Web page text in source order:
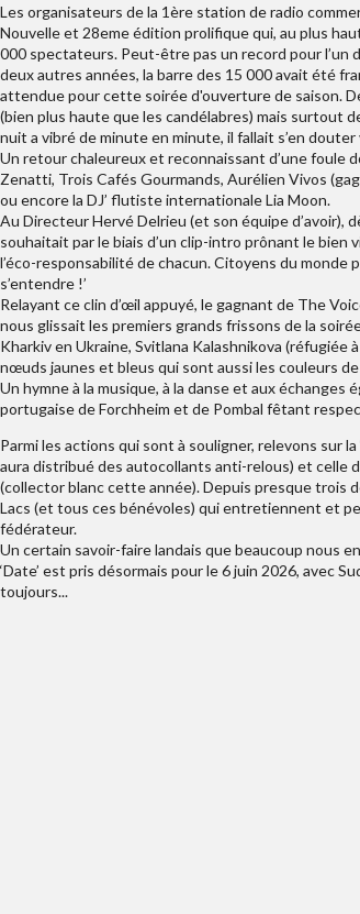
Les organisateurs de la 1ère station de radio
Nouvelle et 28eme édition prolifique qui, au plus
000 spectateurs. Peut-être pas un record pour l’un
deux autres années, la barre des 15 000 avait été
attendue pour cette soirée d'ouverture de saison.
(bien plus haute que les candélabres) mais surtout
nuit a vibré de minute en minute, il fallait s’en
Un retour chaleureux et reconnaissant d’une foule
Zenatti, Trois Cafés Gourmands, Aurélien Vivos
ou encore la DJ’ flutiste internationale Lia Moon.
Au Directeur Hervé Delrieu (et son équipe d’avoir),
souhaitait par le biais d’un clip-intro prônant le
l’éco-responsabilité de chacun. Citoyens du monde
s’entendre !’
Relayant ce clin d’œil appuyé, le gagnant de The
nous glissait les premiers grands frissons de la
Kharkiv en Ukraine, Svitlana Kalashnikova (réfugiée
nœuds jaunes et bleus qui sont aussi les couleurs
Un hymne à la musique, à la danse et aux
portugaise de Forchheim et de Pombal fêtant
Parmi les actions qui sont à souligner, relevons sur la
aura distribué des autocollants anti-relous) et celle
(collector blanc cette année). Depuis presque trois
Lacs (et tous ces bénévoles) qui entretiennent et
fédérateur.
Un certain savoir-faire landais que beaucoup nous
‘Date’ est pris désormais pour le 6 juin 2026, avec
toujours...